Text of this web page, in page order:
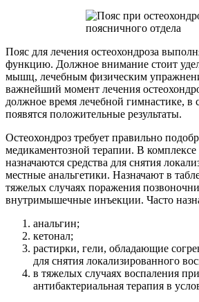
Пояс для лечения остеохондроза
функцию. Должное внимание стоит
мышц, лечебным физическим
важнейший момент лечения
должное время лечебной гимнастике, в
появятся положительные результаты.
Остеохондроз требует правильно
медикаментозной терапии. В
назначаются средства для снятия
местные анальгетики. Назначают в
тяжелых случаях поражения
внутримышечные инъекции. Часто
анальгин;
кетонал;
растирки, гели, обладающие
для снятия локализированного
в тяжелых случаях воспаления
антибактериальная терапия в